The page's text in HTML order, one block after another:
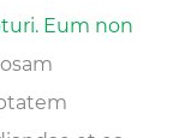
Eum non